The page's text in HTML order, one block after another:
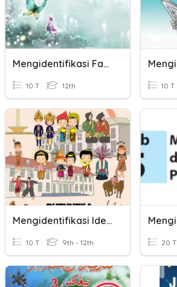
Mengidentifikasi Fabel
10 T 12th 10 T
Mengidentifikasi Identitas Individu Dan Identitas Kelompok
10 T 9th - 12th 20 T